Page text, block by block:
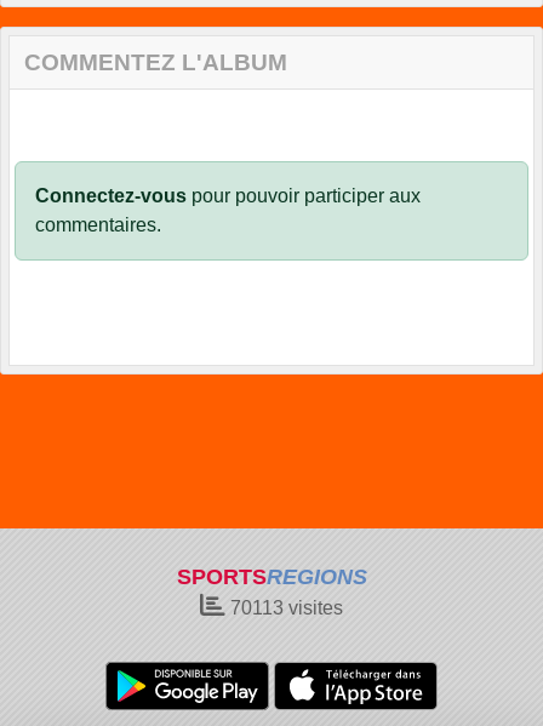
COMMENTEZ L'ALBUM
Connectez-vous pour pouvoir participer aux
commentaires.
SPORTSREGIONS
70113 visites